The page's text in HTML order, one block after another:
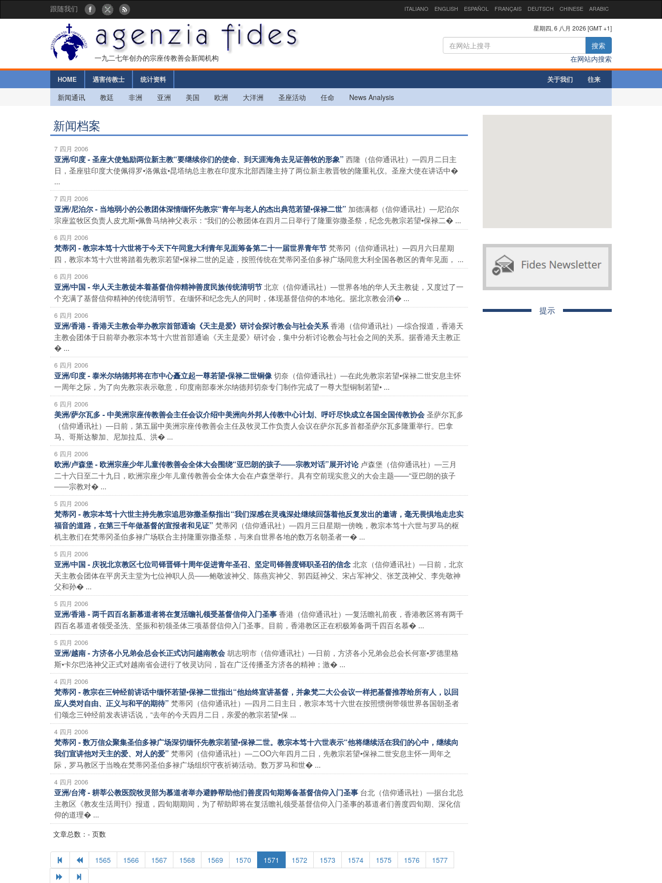
跟随我们 ITALIANO ENGLISH ESPAÑOL FRANÇAIS DEUTSCH CHINESE ARABIC
一九二七年创办的宗座传教善会新闻机构
星期四, 6 八月 2026 [GMT +1]
搜索
在网站内搜索
HOME 遇害传教士 统计资料 关于我们 往来
新闻通讯 教廷 非洲 亚洲 美国 欧洲 大洋洲 圣座活动 任命 News Analysis
新闻档案
7 四月 2006
亚洲/印度 - 圣座大使勉励两位新主教“要继续你们的使命、到天涯海角去见证善牧的形象” 西隆（信仰通讯社）―四月二日主
日，圣座驻印度大使佩得罗•洛佩兹•昆塔纳总主教在印度东北部西隆主持了两位新主教晋牧的隆重礼仪。圣座大使在讲话中�
...
7 四月 2006
亚洲/尼泊尔 - 当地弱小的公教团体深情缅怀先教宗“青年与老人的杰出典范若望•保禄二世” 加德满都（信仰通讯社）―尼泊尔
宗座监牧区负责人皮尤斯•佩鲁马纳神父表示：“我们的公教团体在四月二日举行了隆重弥撒圣祭，纪念先教宗若望•保禄二� ...
6 四月 2006
梵蒂冈 - 教宗本笃十六世将于今天下午同意大利青年见面筹备第二十一届世界青年节梵蒂冈（信仰通讯社）―四月六日星期
四，教宗本笃十六世将踏着先教宗若望•保禄二世的足迹，按照传统在梵蒂冈圣伯多禄广场同意大利全国各教区的青年见面， ...
6 四月 2006
亚洲/中国 - 华人天主教徒本着基督信仰精神善度民族传统清明节北京（信仰通讯社）―世界各地的华人天主教徒，又度过了一
个充满了基督信仰精神的传统清明节。在缅怀和纪念先人的同时，体现基督信仰的本地化。据北京教会消� ...
6 四月 2006
亚洲/香港 - 香港天主教会举办教宗首部通谕《天主是爱》研讨会探讨教会与社会关系香港（信仰通讯社）―综合报道，香港天
主教会团体于日前举办教宗本笃十六世首部通谕《天主是爱》研讨会，集中分析讨论教会与社会之间的关系。据香港天主教正
� ...
6 四月 2006
亚洲/印度 - 泰米尔纳德邦将在市中心矗立起一尊若望•保禄二世铜像切奈（信仰通讯社）―在此先教宗若望•保禄二世安息主怀
一周年之际，为了向先教宗表示敬意，印度南部泰米尔纳德邦切奈专门制作完成了一尊大型铜制若望• ...
6 四月 2006
美洲/萨尔瓦多 - 中美洲宗座传教善会主任会议介绍中美洲向外邦人传教中心计划、呼吁尽快成立各国全国传教协会圣萨尔瓦多
（信仰通讯社）―日前，第五届中美洲宗座传教善会主任及牧灵工作负责人会议在萨尔瓦多首都圣萨尔瓦多隆重举行。巴拿
马、哥斯达黎加、尼加拉瓜、洪� ...
6 四月 2006
欧洲/卢森堡 - 欧洲宗座少年儿童传教善会全体大会围绕“亚巴朗的孩子――宗教对话”展开讨论 卢森堡（信仰通讯社）―三月
二十六日至二十九日，欧洲宗座少年儿童传教善会全体大会在卢森堡举行。具有空前现实意义的大会主题――“亚巴朗的孩子
――宗教对� ...
5 四月 2006
梵蒂冈 - 教宗本笃十六世主持先教宗追思弥撒圣祭指出“我们深感在灵魂深处继续回荡着他反复发出的邀请，毫无畏惧地走忠实
福音的道路，在第三千年做基督的宣报者和见证” 梵蒂冈（信仰通讯社）―四月三日星期一傍晚，教宗本笃十六世与罗马的枢
机主教们在梵蒂冈圣伯多禄广场联合主持隆重弥撒圣祭，与来自世界各地的数万名朝圣者一� ...
5 四月 2006
亚洲/中国 - 庆祝北京教区七位司铎晋铎十周年促进青年圣召、坚定司铎善度铎职圣召的信念北京（信仰通讯社）―日前，北京
天主教会团体在平房天主堂为七位神职人员――鲍敬波神父、陈燕宾神父、郭四廷神父、宋占军神父、张芝茂神父、李先敬神
父和孙� ...
5 四月 2006
亚洲/香港 - 两千四百名新慕道者将在复活瞻礼领受基督信仰入门圣事香港（信仰通讯社）―复活瞻礼前夜，香港教区将有两千
四百名慕道者领受圣洗、坚振和初领圣体三项基督信仰入门圣事。目前，香港教区正在积极筹备两千四百名慕� ...
5 四月 2006
亚洲/越南 - 方济各小兄弟会总会长正式访问越南教会胡志明市（信仰通讯社）―日前，方济各小兄弟会总会长何塞•罗德里格
斯•卡尔巴洛神父正式对越南省会进行了牧灵访问，旨在广泛传播圣方济各的精神；激� ...
4 四月 2006
梵蒂冈 - 教宗在三钟经前讲话中缅怀若望•保禄二世指出“他始终宣讲基督，并象梵二大公会议一样把基督推荐给所有人，以回
应人类对自由、正义与和平的期待” 梵蒂冈（信仰通讯社）―四月二日主日，教宗本笃十六世在按照惯例带领世界各国朝圣者
们颂念三钟经前发表讲话说，“去年的今天四月二日，亲爱的教宗若望•保 ...
4 四月 2006
梵蒂冈 - 数万信众聚集圣伯多禄广场深切缅怀先教宗若望•保禄二世。教宗本笃十六世表示“他将继续活在我们的心中，继续向
我们宣讲他对天主的爱、对人的爱” 梵蒂冈（信仰通讯社）―二OO六年四月二日，先教宗若望•保禄二世安息主怀一周年之
际，罗马教区于当晚在梵蒂冈圣伯多禄广场组织守夜祈祷活动。数万罗马和世� ...
4 四月 2006
亚洲/台湾 - 耕莘公教医院牧灵部为慕道者举办避静帮助他们善度四旬期筹备基督信仰入门圣事 台北（信仰通讯社）―据台北总
主教区《教友生活周刊》报道，四旬期期间，为了帮助即将在复活瞻礼领受基督信仰入门圣事的慕道者们善度四旬期、深化信
仰的道理� ...
文章总数：- 页数
1565 1566 1567 1568 1569 1570 1571 1572 1573 1574 1575 1576 1577
提示